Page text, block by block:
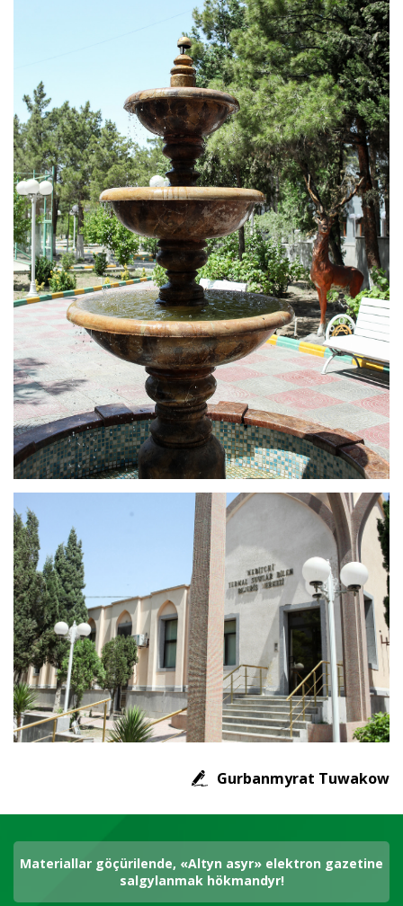
Gurbanmyrat Tuwakow
Materiallar göçürilende, «Altyn asyr» elektron gazetine
salgylanmak hökmandyr!